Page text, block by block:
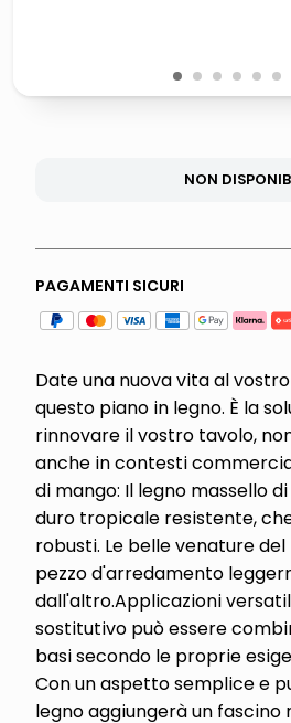
1 2 3 4 5 6
NON
PAGAMENTI SICURI
Date una nuova vita al
questo piano in legno. È la
rinnovare il vostro tavolo,
anche in contesti
di mango: Il legno massello
duro tropicale resistente,
robusti. Le belle venature
pezzo d'arredamento
dall'altro.Applicazioni
sostitutivo può essere
basi secondo le proprie
Con un aspetto semplice e
legno aggiungerà un